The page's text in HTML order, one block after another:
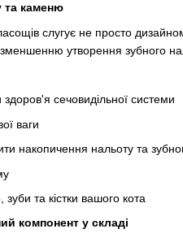
та каменю
слугує не просто
утворення зубного
сечовидільної системи
ваги
накопичення нальоту та
та кістки вашого кота
компонент у складі